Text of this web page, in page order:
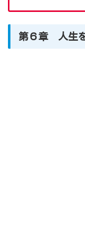
第６章 人生